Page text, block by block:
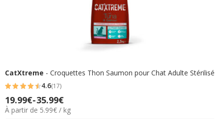
CatXtreme - Croquettes Thon Saumon pour Chat Adulte Stérilisé
4.6
étoiles
avec
4.6(17)
Prix
de
19.99€-35.99€
5.99€
À partir de 5.99€ / kg